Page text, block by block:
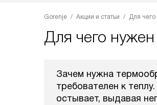
Gorenje Акции и статьи Для
Для чего
Зачем нужна
требователен к
остывает, выдавая